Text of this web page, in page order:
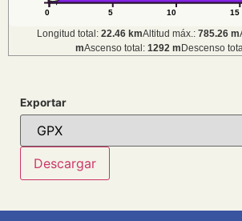
0 5 10 15
Longitud total: 22.46 kmAltitud máx.: 785.26 m
mAscenso total: 1292 m Descenso
Exportar